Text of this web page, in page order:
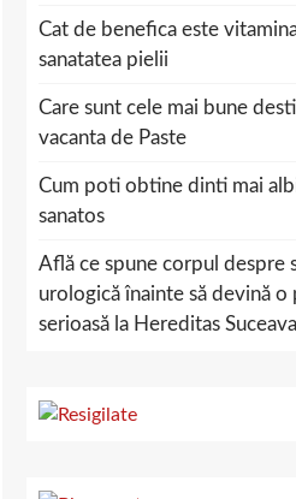
Cat de benefica este
sanatatea pielii
Care sunt cele mai bune
vacanta de Paste
Cum poti obtine dinti mai
sanatos
Află ce spune corpul despre
urologică înainte să devină o
serioasă la Hereditas Suceava